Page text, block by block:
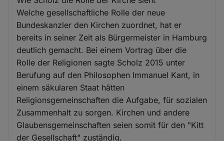
Welche gesellschaftliche Rolle der neue
Bundeskanzler den Kirchen zuordnet, hat er
bereits in seiner Zeit als Bürgermeister in Hamburg
deutlich gemacht. Bei einem Vortrag über die
Rolle der Religionen sagte Scholz 2015 unter
Berufung auf den Philosophen Immanuel Kant, in
einem säkularen Staat hätten
Religionsgemeinschaften die Aufgabe, für sozialen
Zusammenhalt zu sorgen. Kirchen und andere
Glaubensgemeinschaften seien somit für den "Kitt
der Gesellschaft" zuständig.